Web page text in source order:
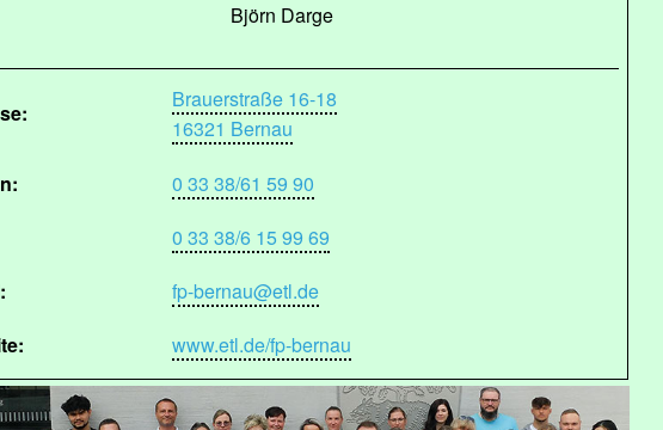
Björn Darge
Brauerstraße 16-18
16321 Bernau
0 33 38/61 59 90
0 33 38/6 15 99 69
fp-bernau@etl.de
www.etl.de/fp-bernau